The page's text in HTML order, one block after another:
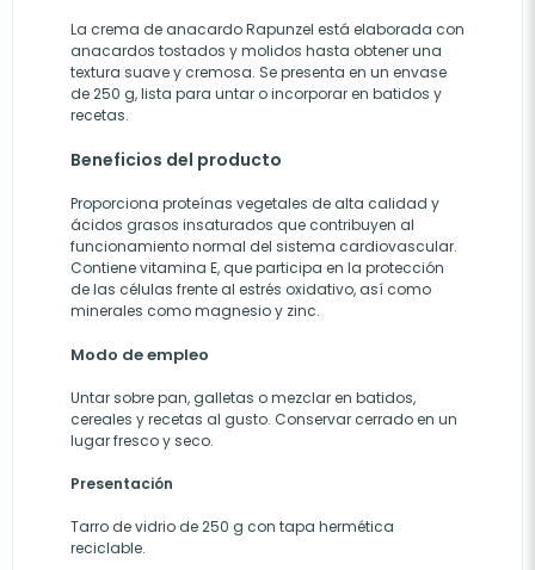
La crema de anacardo Rapunzel está elaborada con
anacardos tostados y molidos hasta obtener una
textura suave y cremosa. Se presenta en un envase
de 250 g, lista para untar o incorporar en batidos y
recetas.
Beneficios del producto
Proporciona proteínas vegetales de alta calidad y
ácidos grasos insaturados que contribuyen al
funcionamiento normal del sistema cardiovascular.
Contiene vitamina E, que participa en la protección
de las células frente al estrés oxidativo, así como
minerales como magnesio y zinc.
Modo de empleo
Untar sobre pan, galletas o mezclar en batidos,
cereales y recetas al gusto. Conservar cerrado en un
lugar fresco y seco.
Presentación
Tarro de vidrio de 250 g con tapa hermética
reciclable.